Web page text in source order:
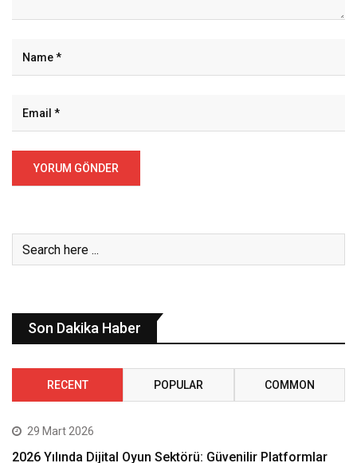
Son Dakika Haber
RECENT POPULAR COMMON
29 Mart 2026
2026 Yılında Dijital Oyun Sektörü: Güvenilir Platformlar